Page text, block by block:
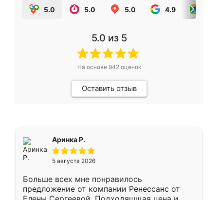
5.0 5.0 5.0 4.9
5.0 из 5
На основе 942оценок
Оставить отзыв
Аринка Р.
5 августа 2026
Больше всех мне понравилось
предложение от компании Ренессанс от